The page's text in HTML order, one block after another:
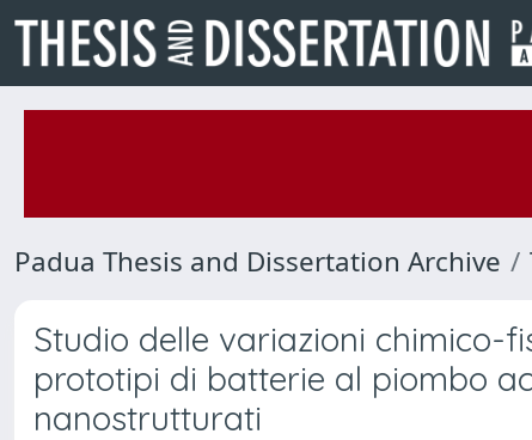
Padua Thesis and Dissertation Archive
Studio delle variazioni chimico-
prototipi di batterie al piombo
nanostrutturati